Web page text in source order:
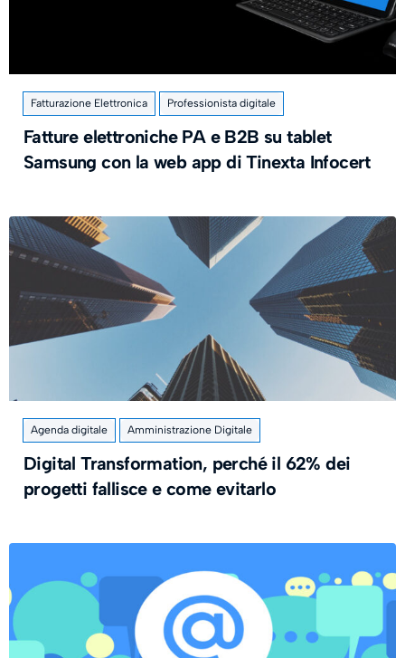
Fatturazione Elettronica Professionista digitale
Fatture elettroniche PA e B2B su tablet
Samsung con la web app di Tinexta Infocert
Agenda digitale Amministrazione Digitale
Digital Transformation, perché il 62% dei
progetti fallisce e come evitarlo